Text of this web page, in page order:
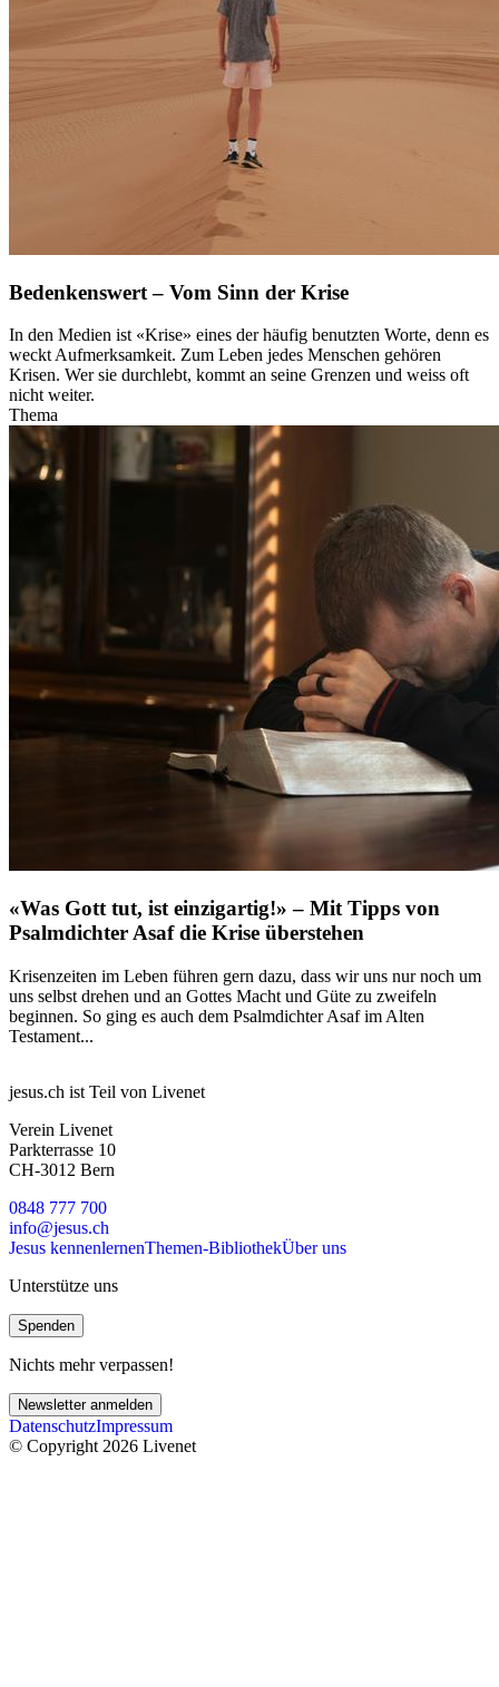
Bedenkenswert – Vom Sinn der Krise
In den Medien ist «Krise» eines der häufig benutzten Worte, denn es
weckt Aufmerksamkeit. Zum Leben jedes Menschen gehören
Krisen. Wer sie durchlebt, kommt an seine Grenzen und weiss oft
nicht weiter.
Thema
«Was Gott tut, ist einzigartig!» – Mit Tipps von
Psalmdichter Asaf die Krise überstehen
Krisenzeiten im Leben führen gern dazu, dass wir uns nur noch um
uns selbst drehen und an Gottes Macht und Güte zu zweifeln
beginnen. So ging es auch dem Psalmdichter Asaf im Alten
Testament...
jesus.ch ist Teil von Livenet
Verein Livenet
Parkterrasse 10
CH-3012 Bern
0848 777 700
info@jesus.ch
Jesus kennenlernenThemen-BibliothekÜber uns
Unterstütze uns
Spenden
Nichts mehr verpassen!
Newsletter anmelden
DatenschutzImpressum
© Copyright 2026 Livenet